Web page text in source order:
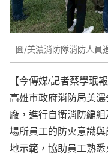
圖/美濃消防隊消防人員
【今傳媒/記者蔡學珉報
高雄市政府消防局美
廠，進行自衛消防編
場所員工的防火意識
地示範，協助員工熟